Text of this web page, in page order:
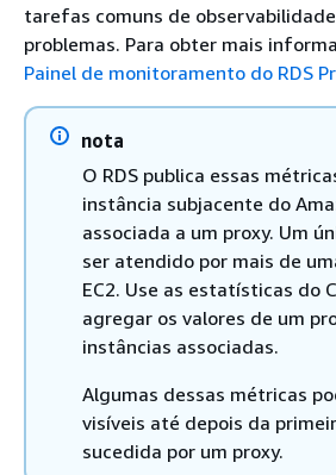
tarefas comuns de
problemas. Para obter mais
Painel de monitoramento do RDS
nota
O RDS publica essas
instância subjacente do
associada a um proxy. Um
ser atendido por mais de
EC2. Use as estatísticas do
agregar os valores de um
instâncias associadas.
Algumas dessas métricas
visíveis até depois da
sucedida por um proxy.